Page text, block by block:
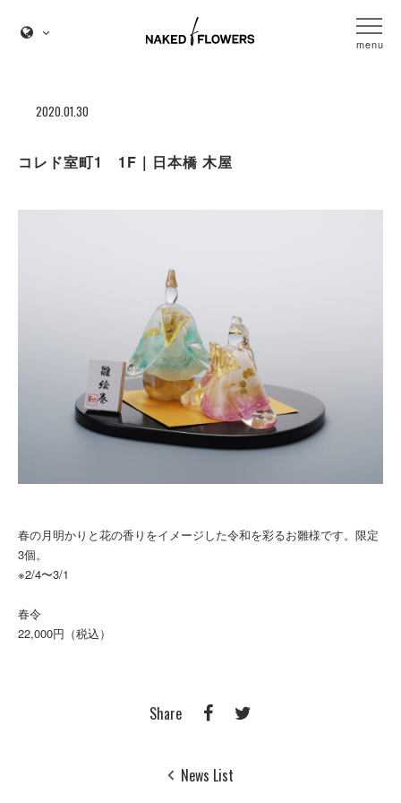
menu
2020.01.30
コレド室町1 1F｜日本橋 木屋
春の月明かりと花の香りをイメージした令和を彩るお雛様です。限定
3個。
※2/4〜3/1
春令
22,000円（税込）
Share
News List